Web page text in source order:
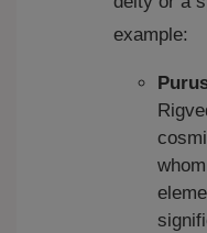
example: